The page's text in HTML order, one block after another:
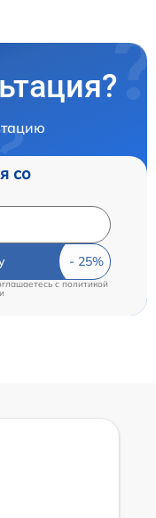
со
cполитикой